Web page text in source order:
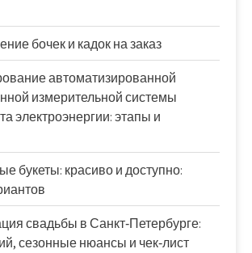
бочек и кадок на заказ
автоматизированной
измерительной системы
электроэнергии: этапы и
букеты: красиво и доступно:
свадьбы в Санкт‑Петербурге:
сезонные нюансы и чек‑лист